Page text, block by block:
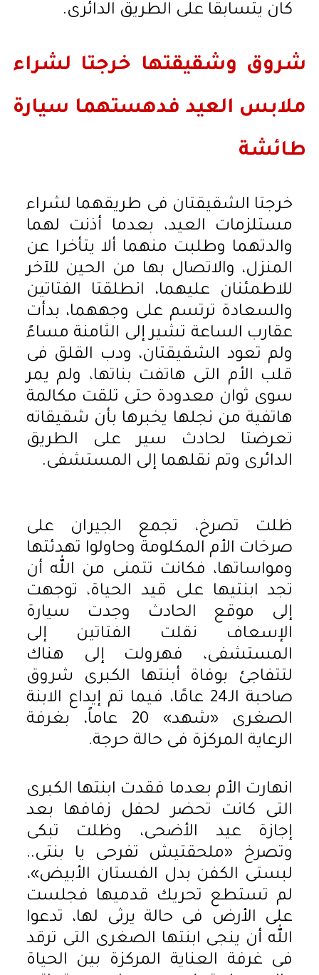
كان يتسابقا على الطريق الدائرى.
شروق وشقيقتها خرجتا لشراء
ملابس العيد فدهستهما سيارة
طائشة
خرجتا الشقيقتان فى طريقهما لشراء
مستلزمات العيد، بعدما أذنت لهما
والدتهما وطلبت منهما ألا يتأخرا عن
المنزل، والاتصال بها من الحين للآخر
للاطمئنان عليهما، انطلقتا الفتاتين
والسعادة ترتسم على وجههما، بدأت
عقارب الساعة تشير إلى الثامنة مساءً
ولم تعود الشقيقتان، ودب القلق فى
قلب الأم التى هاتفت بناتها، ولم يمر
سوى ثوان معدودة حتى تلقت مكالمة
هاتفية من نجلها يخبرها بأن شقيقاته
تعرضتا لحادث سير على الطريق
الدائرى وتم نقلهما إلى المستشفى.
ظلت تصرخ، تجمع الجيران على
صرخات الأم المكلومة وحاولوا تهدئتها
ومواساتها، فكانت تتمنى من الله أن
تجد ابنتيها على قيد الحياة، توجهت
إلى موقع الحادث وجدت سيارة
الإسعاف نقلت الفتاتين إلى
المستشفى، فهرولت إلى هناك
لتتفاجئ بوفاة أبنتها الكبرى شروق
صاحبة الـ24 عامًا، فيما تم إيداع الابنة
الصغرى «شهد» 20 عاماً، بغرفة
الرعاية المركزة فى حالة حرجة.
انهارت الأم بعدما فقدت ابنتها الكبرى
التى كانت تحضر لحفل زفافها بعد
إجازة عيد الأضحى، وظلت تبكى
وتصرخ «ملحقتيش تفرحى يا بنتى..
لبستى الكفن بدل الفستان الأبيض»،
لم تستطع تحريك قدميها فجلست
على الأرض فى حالة يرثى لها، تدعوا
الله أن ينجى ابنتها الصغرى التى ترقد
فى غرفة العناية المركزة بين الحياة